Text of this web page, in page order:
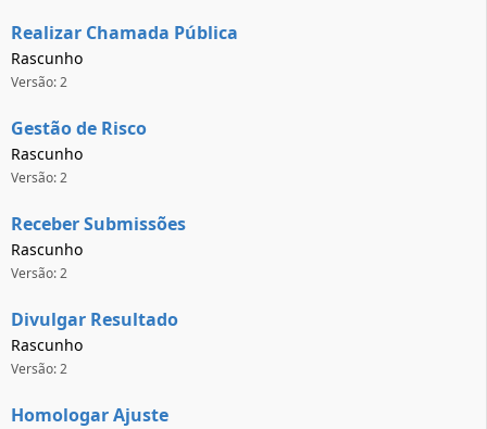
Realizar Chamada Pública
Rascunho
Versão: 2
Gestão de Risco
Rascunho
Versão: 2
Receber Submissões
Rascunho
Versão: 2
Divulgar Resultado
Rascunho
Versão: 2
Homologar Ajuste